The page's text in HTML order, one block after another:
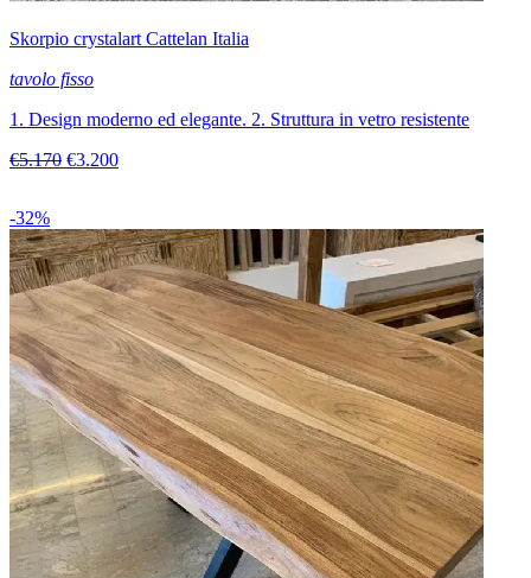
Skorpio crystalart Cattelan Italia
tavolo fisso
1. Design moderno ed elegante. 2. Struttura in vetro resistente
€5.170 €3.200
-32%